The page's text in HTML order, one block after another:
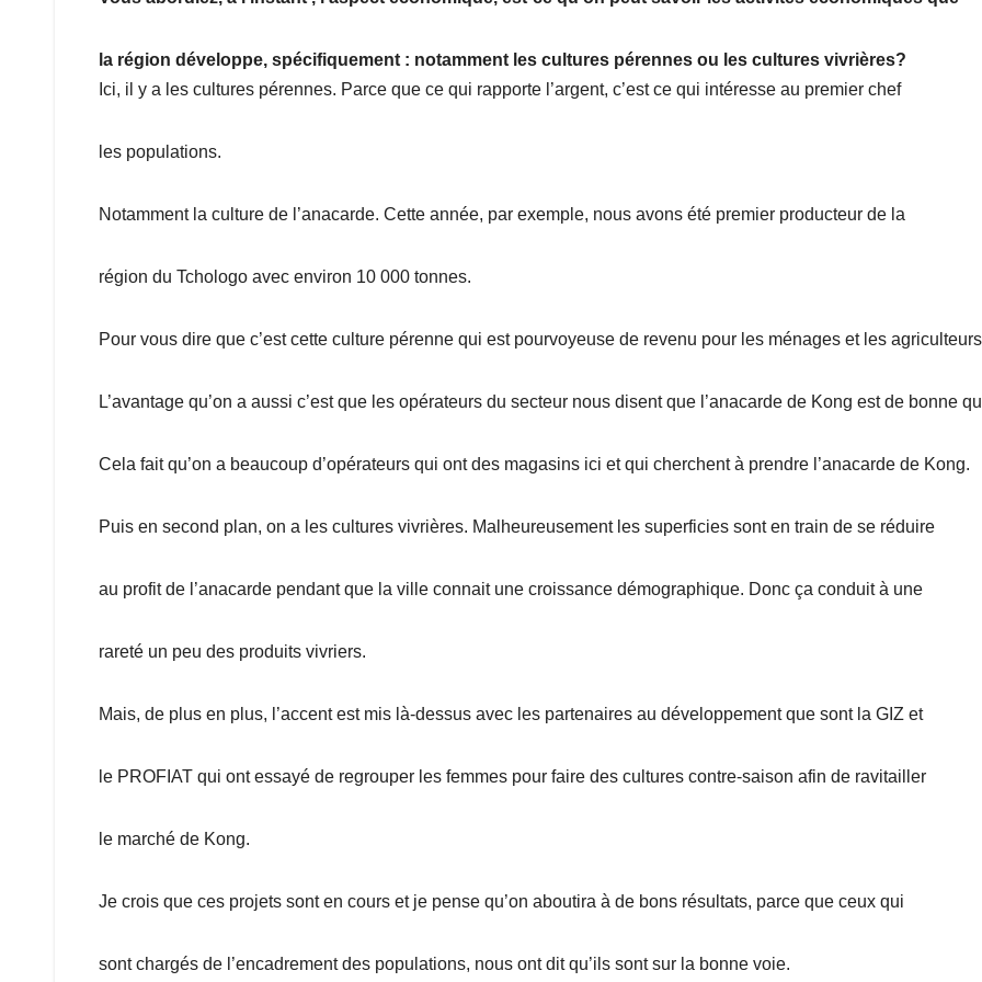
la région développe, spécifiquement : notamment les cultures pérennes ou les cultures vivrières?
Ici, il y a les cultures pérennes. Parce que ce qui rapporte l’argent, c’est ce qui intéresse au premier chef
les populations.
Notamment la culture de l’anacarde. Cette année, par exemple, nous avons été premier producteur de la
région du Tchologo avec environ 10 000 tonnes.
Pour vous dire que c’est cette culture pérenne qui est pourvoyeuse de revenu pour les ménages et les
L’avantage qu’on a aussi c’est que les opérateurs du secteur nous disent que l’anacarde de Kong est de bonne
Cela fait qu’on a beaucoup d’opérateurs qui ont des magasins ici et qui cherchent à prendre l’anacarde de Kong.
Puis en second plan, on a les cultures vivrières. Malheureusement les superficies sont en train de se réduire
au profit de l’anacarde pendant que la ville connait une croissance démographique. Donc ça conduit à une
rareté un peu des produits vivriers.
Mais, de plus en plus, l’accent est mis là-dessus avec les partenaires au développement que sont la GIZ et
le PROFIAT qui ont essayé de regrouper les femmes pour faire des cultures contre-saison afin de ravitailler
le marché de Kong.
Je crois que ces projets sont en cours et je pense qu’on aboutira à de bons résultats, parce que ceux qui
sont chargés de l’encadrement des populations, nous ont dit qu’ils sont sur la bonne voie.